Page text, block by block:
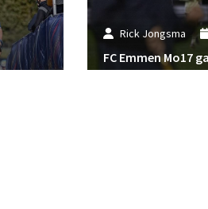
Rick Jongsma
FC Emmen Mo17
competitie spelen